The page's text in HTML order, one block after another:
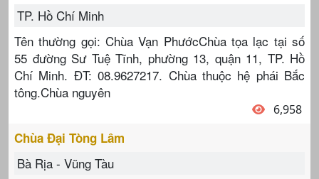
TP. Hồ Chí Minh
Tên thường gọi: Chùa Vạn PhướcChùa tọa lạc tại số
55 đường Sư Tuệ Tĩnh, phường 13, quận 11, TP. Hồ
Chí Minh. ĐT: 08.9627217. Chùa thuộc hệ phái Bắc
tông.Chùa nguyên
6,958
Chùa Đại Tòng Lâm
Bà Rịa - Vũng Tàu